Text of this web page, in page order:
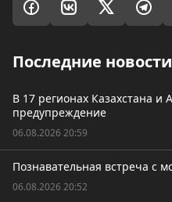
Последние новости
В 17 регионах Казахстана
предупреждение
06.08.2026 20:59
Познавательная встреча с
06.08.2026 20:52